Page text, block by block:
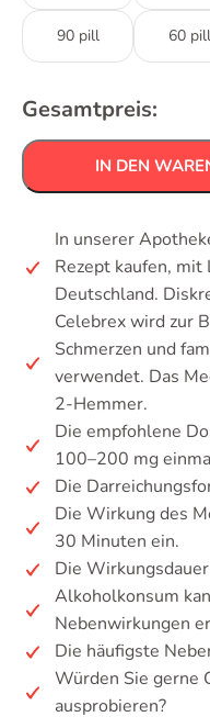
90 pill 60 pill
Gesamtpreis:
IN DEN
In unserer
Rezept kaufen, mit
Deutschland.
Celebrex wird zur
Schmerzen und
verwendet. Das
2-Hemmer.
Die empfohlene
100–200 mg
Die
Die Wirkung des
30 Minuten ein.
Die
Alkoholkonsum
Nebenwirkungen
Die häufigste
Würden Sie gerne
ausprobieren?